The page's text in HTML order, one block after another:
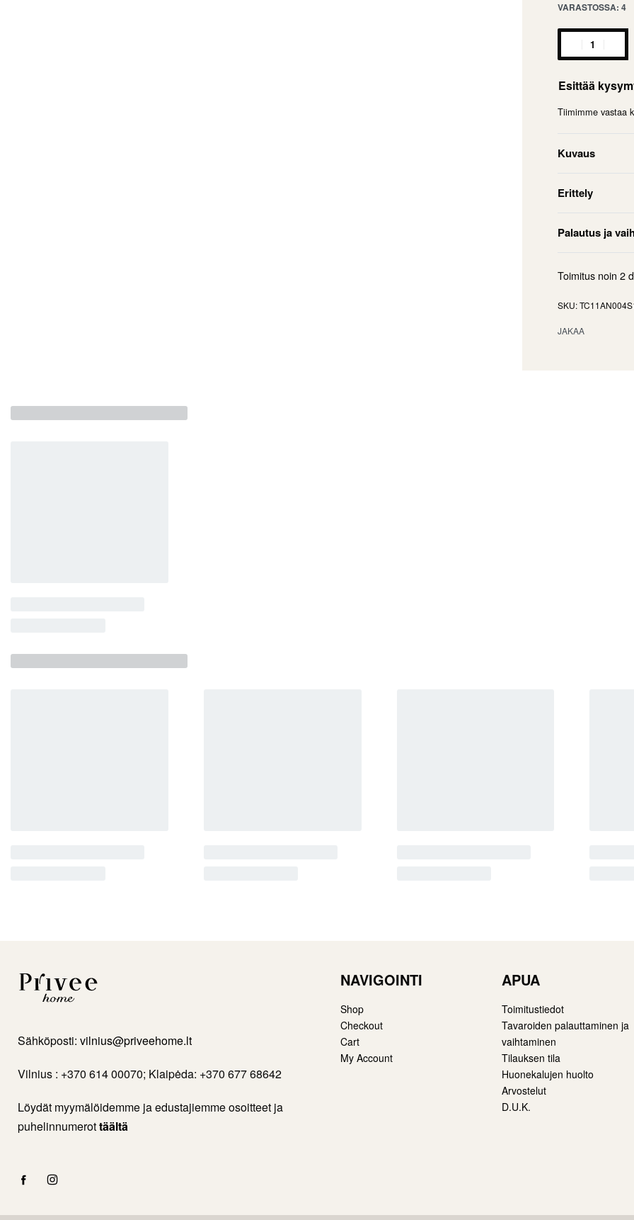
VARASTOSSA: 4
Esittää
Tiimimme vastaa
Kuvaus
Erittely
Palautus ja
Toimitus noin 2
JAKAA
Sähköposti: vilnius@priveehome.lt
Vilnius : +370 614 00070; Klaipėda: +370 677 68642
Löydät myymälöidemme ja edustajiemme osoitteet ja
puhelinnumerottäältä
NAVIGOINTI
Shop
Checkout
Cart
My Account
APUA
Toimitustiedot
Tavaroiden palauttaminen ja
vaihtaminen
Tilauksen tila
Huonekalujen huolto
Arvostelut
D.U.K.